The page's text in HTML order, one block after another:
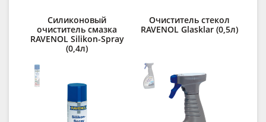
Силиконовый
очиститель смазка
RAVENOL Silikon-Spray
(0,4л)
Очиститель стекол
RAVENOL Glasklar (0,5л)